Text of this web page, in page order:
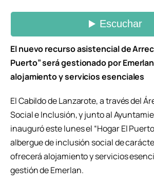
El nuevo recurso asistencial de
Puerto” será gestionado por
alojamiento y servicios esenciales
El Cabildo de Lanzarote, a través del
Social e Inclusión, y junto al
inauguró este lunes el “Hogar El
albergue de inclusión social de
ofrecerá alojamiento y servicios
gestión de Emerlan.